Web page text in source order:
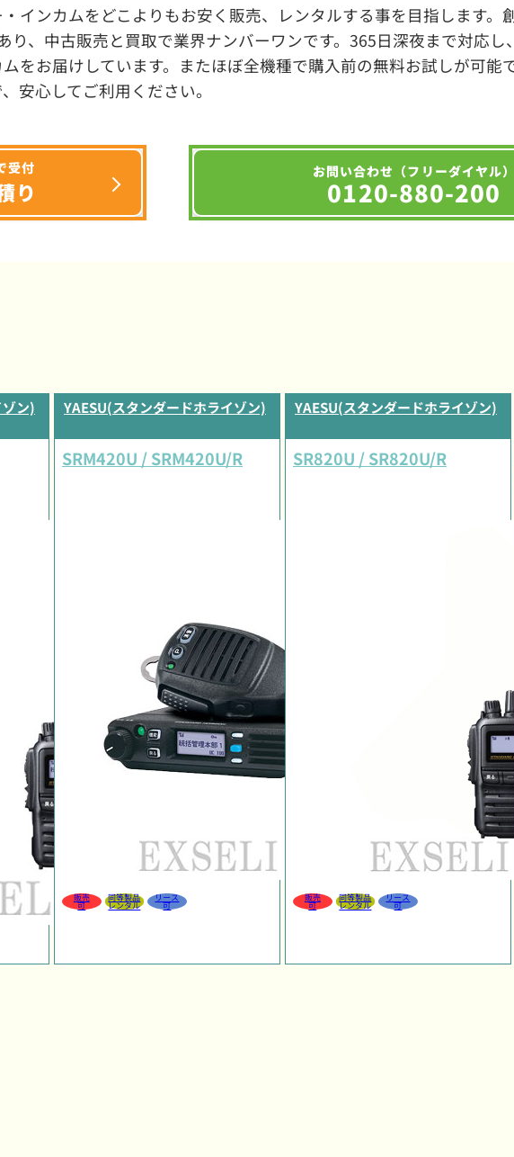
インカムをどこよりもお安く販売、レンタルする事を目指します。
り、中古販売と買取で業界ナンバーワンです。365日深夜まで対応し
をお届けしています。またほぼ全機種で購入前の無料お試しが可能
安心してご利用ください。
受付
り
お問い合わせ（フリーダイヤル）
0120-880-200
ン) YAESU(スタンダードホライゾン)
SRM420U / SRM420U/R
販売
可
同等製品
レンタル
リース
可
YAESU(スタンダードホライゾン)
SR820U / SR820U/R
販売
可
同等製品
レンタル
リース
可